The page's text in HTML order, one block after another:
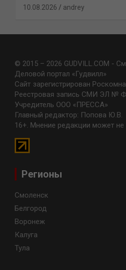
10.08.2026 andrey
© 2015 – 2026 GUDVILL.COM -
Деловой портал «Гудвилл»
Сайт зарегистрирован
Реестровая запись СМИ ЭЛ №
Учредитель ООО «ПРЕССА»
Главный редактор: Попова Ю.В.
16+. Мнение редакции может
Регионы
Смоленск
Белгород
Воронеж
Калуга
Тула